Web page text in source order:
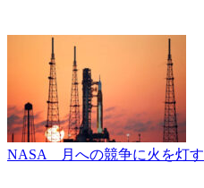
NASA 月への競争に火を灯す